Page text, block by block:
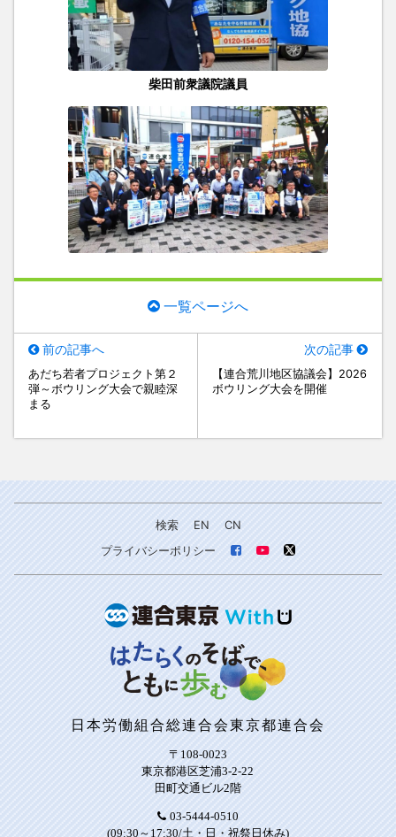
柴田前衆議院議員
一覧ページへ
前の記事へ
あだち若者プロジェクト第２
弾～ボウリング大会で親睦深
まる
次の記事
【連合荒川地区協議会】2026
ボウリング大会を開催
検索 EN
CN
プライバシーポリシー
日本労働組合総連合会東京都連合会
〒108-0023
東京都港区芝浦3-2-22
田町交通ビル2階
03-5444-0510
(09:30～17:30/土・日・祝祭日休み)